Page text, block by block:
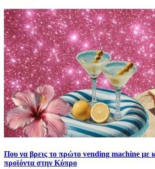
Που να βρεις το πρώτο vending machine με
προϊόντα στην Κύπρο